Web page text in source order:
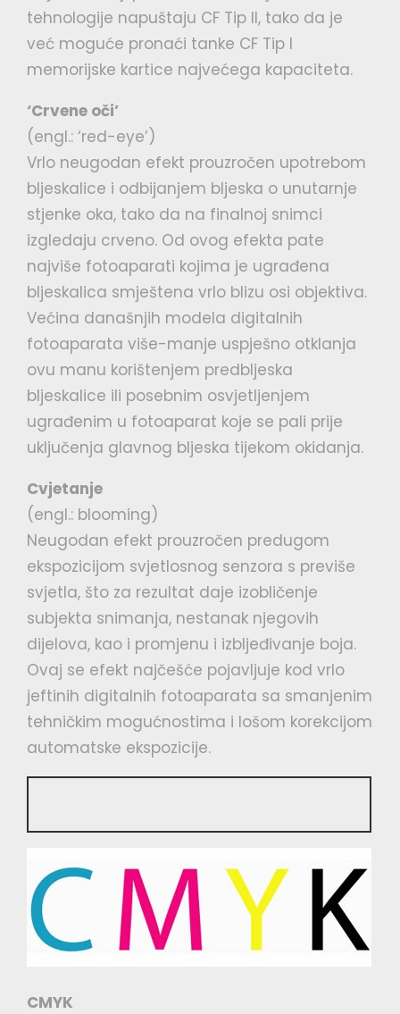
tehnologije napuštaju CF Tip II, tako da je
već moguće pronaći tanke CF Tip I
memorijske kartice najvećega kapaciteta.
‘Crvene oči’
(engl.: ‘red-eye’)
Vrlo neugodan efekt prouzročen upotrebom
bljeskalice i odbijanjem bljeska o unutarnje
stjenke oka, tako da na finalnoj snimci
izgledaju crveno. Od ovog efekta pate
najviše fotoaparati kojima je ugrađena
bljeskalica smještena vrlo blizu osi objektiva.
Većina današnjih modela digitalnih
fotoaparata više-manje uspješno otklanja
ovu manu korištenjem predbljeska
bljeskalice ili posebnim osvjetljenjem
ugrađenim u fotoaparat koje se pali prije
uključenja glavnog bljeska tijekom okidanja.
Cvjetanje
(engl.: blooming)
Neugodan efekt prouzročen predugom
ekspozicijom svjetlosnog senzora s previše
svjetla, što za rezultat daje izobličenje
subjekta snimanja, nestanak njegovih
dijelova, kao i promjenu i izbljeđivanje boja.
Ovaj se efekt najčešće pojavljuje kod vrlo
jeftinih digitalnih fotoaparata sa smanjenim
tehničkim mogućnostima i lošom korekcijom
automatske ekspozicije.
CMYK